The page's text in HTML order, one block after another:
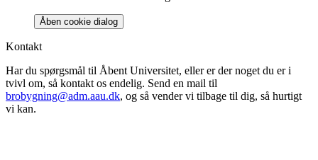
Åben cookie dialog
Kontakt
Har du spørgsmål til Åbent Universitet, eller er der noget du er i
tvivl om, så kontakt os endelig. Send en mail til
brobygning@adm.aau.dk, og så vender vi tilbage til dig, så hurtigt
vi kan.